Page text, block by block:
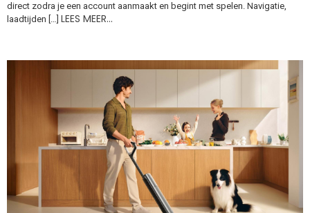
direct zodra je een account aanmaakt en begint met spelen. Navigatie,
laadtijden […] LEES MEER…